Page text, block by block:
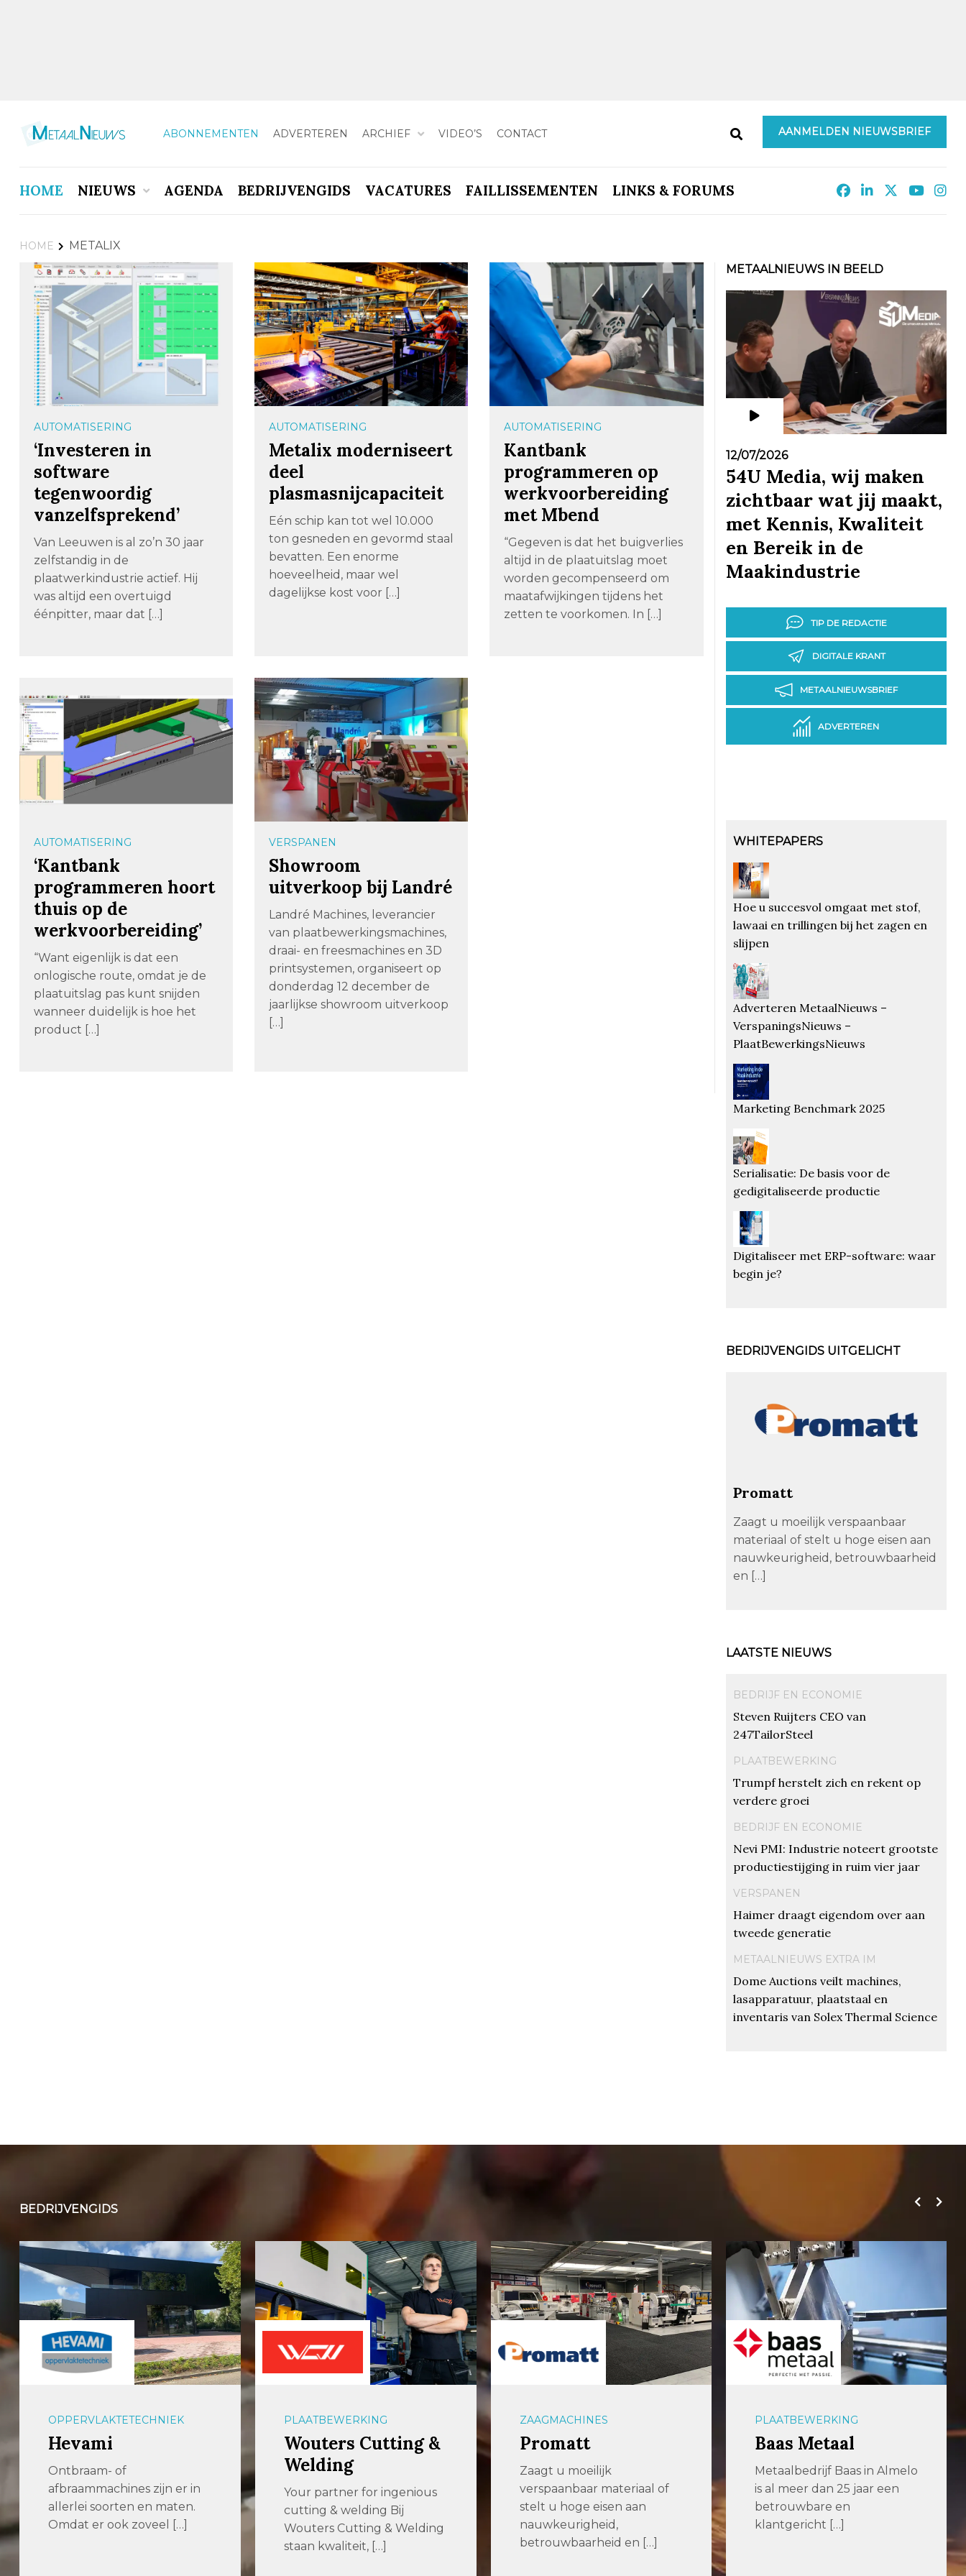
ABONNEMENTEN ADVERTEREN ARCHIEF VIDEO’S CONTACT AANMELDEN NIEUWSBRIEF
HOME NIEUWS AGENDA BEDRIJVENGIDS VACATURES FAILLISSEMENTEN LINKS & FORUMS
HOME METALIX
AUTOMATISERING
‘Investeren in
software
tegenwoordig
vanzelfsprekend’
Van Leeuwen is al zo’n 30 jaar
zelfstandig in de
plaatwerkindustrie actief. Hij
was altijd een overtuigd
éénpitter, maar dat […]
AUTOMATISERING
Metalix moderniseert
deel
plasmasnijcapaciteit
Eén schip kan tot wel 10.000
ton gesneden en gevormd staal
bevatten. Een enorme
hoeveelheid, maar wel
dagelijkse kost voor […]
AUTOMATISERING
Kantbank
programmeren op
werkvoorbereiding
met Mbend
“Gegeven is dat het buigverlies
altijd in de plaatuitslag moet
worden gecompenseerd om
maatafwijkingen tijdens het
zetten te voorkomen. In […]
AUTOMATISERING
‘Kantbank
programmeren hoort
thuis op de
werkvoorbereiding’
“Want eigenlijk is dat een
onlogische route, omdat je de
plaatuitslag pas kunt snijden
wanneer duidelijk is hoe het
product […]
VERSPANEN
Showroom
uitverkoop bij Landré
Landré Machines, leverancier
van plaatbewerkingsmachines,
draai- en freesmachines en 3D
printsystemen, organiseert op
donderdag 12 december de
jaarlijkse showroom uitverkoop
[…]
METAALNIEUWS IN BEELD
12/07/2026
54U Media, wij maken
zichtbaar wat jij maakt,
met Kennis, Kwaliteit
en Bereik in de
Maakindustrie
TIP DE REDACTIE
DIGITALE KRANT
METAALNIEUWSBRIEF
ADVERTEREN
WHITEPAPERS
Hoe u succesvol omgaat met stof,
lawaai en trillingen bij het zagen en
slijpen
Adverteren MetaalNieuws –
VerspaningsNieuws –
PlaatBewerkingsNieuws
Marketing Benchmark 2025
Serialisatie: De basis voor de
gedigitaliseerde productie
Digitaliseer met ERP-software: waar
begin je?
BEDRIJVENGIDS UITGELICHT
Promatt
Zaagt u moeilijk verspaanbaar
materiaal of stelt u hoge eisen aan
nauwkeurigheid, betrouwbaarheid
en […]
LAATSTE NIEUWS
BEDRIJF EN ECONOMIE
Steven Ruijters CEO van
247TailorSteel
PLAATBEWERKING
Trumpf herstelt zich en rekent op
verdere groei
BEDRIJF EN ECONOMIE
Nevi PMI: Industrie noteert grootste
productiestijging in ruim vier jaar
VERSPANEN
Haimer draagt eigendom over aan
tweede generatie
METAALNIEUWS EXTRA IM
Dome Auctions veilt machines,
lasapparatuur, plaatstaal en
inventaris van Solex Thermal Science
BEDRIJVENGIDS
OPPERVLAKTETECHNIEK
Hevami
Ontbraam- of
afbraammachines zijn er in
allerlei soorten en maten.
Omdat er ook zoveel […]
PLAATBEWERKING
Wouters Cutting &
Welding
Your partner for ingenious
cutting & welding Bij
Wouters Cutting & Welding
staan kwaliteit, […]
ZAAGMACHINES
Promatt
Zaagt u moeilijk
verspaanbaar materiaal of
stelt u hoge eisen aan
nauwkeurigheid,
betrouwbaarheid en […]
PLAATBEWERKING
Baas Metaal
Metaalbedrijf Baas in Almelo
is al meer dan 25 jaar een
betrouwbare en
klantgericht […]